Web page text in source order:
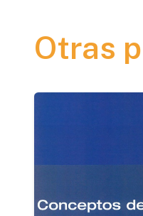
Otras